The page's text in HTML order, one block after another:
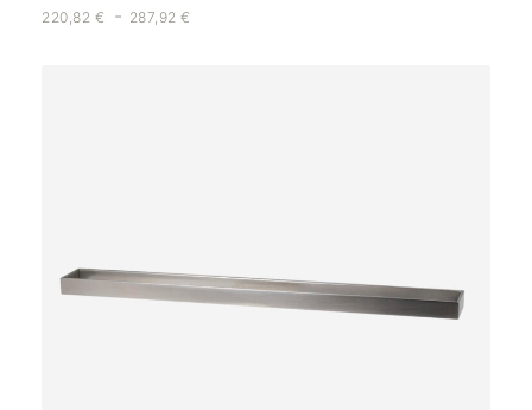
220,82 € - 287,92€